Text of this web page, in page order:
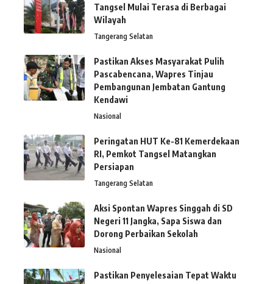
Tangsel Mulai Terasa di Berbagai
Wilayah
Tangerang Selatan
Pastikan Akses Masyarakat Pulih
Pascabencana, Wapres Tinjau
Pembangunan Jembatan Gantung
Kendawi
Nasional
Peringatan HUT Ke-81 Kemerdekaan
RI, Pemkot Tangsel Matangkan
Persiapan
Tangerang Selatan
Aksi Spontan Wapres Singgah di SD
Negeri 11 Jangka, Sapa Siswa dan
Dorong Perbaikan Sekolah
Nasional
Pastikan Penyelesaian Tepat Waktu